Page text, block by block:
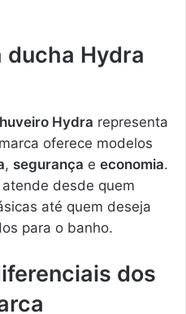
ducha Hydra
Hydra representa
oferece modelos
, segurança e economia.
desde quem
até quem deseja
para o banho.
dos